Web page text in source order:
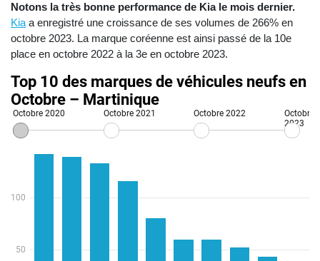
Notons la très bonne performance de Kia le mois dernier.
Kia a enregistré une croissance de ses volumes de 266% en
octobre 2023. La marque coréenne est ainsi passé de la 10e
place en octobre 2022 à la 3e en octobre 2023.